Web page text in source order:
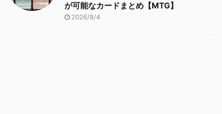
が可能なカードまとめ【MTG】
2026/8/4